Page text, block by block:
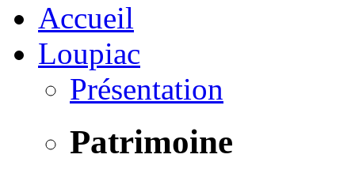
Accueil
Loupiac
Présentation
Patrimoine